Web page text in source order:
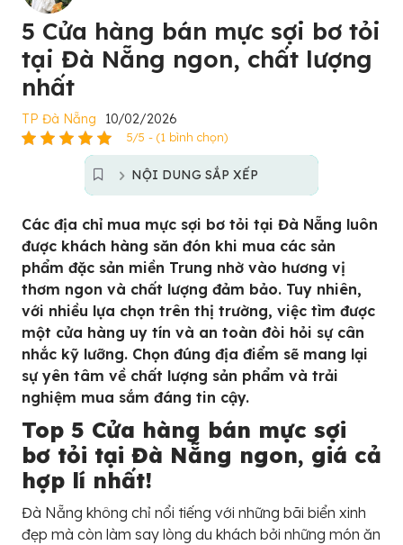
5 Cửa hàng bán mực sợi bơ tỏi
tại Đà Nẵng ngon, chất lượng
nhất
TP Đà Nẵng 10/02/2026
5/5 - (1 bình chọn)
NỘI DUNG SẮP XẾP
Các địa chỉ mua mực sợi bơ tỏi tại Đà Nẵng luôn
được khách hàng săn đón khi mua các sản
phẩm đặc sản miền Trung nhờ vào hương vị
thơm ngon và chất lượng đảm bảo. Tuy nhiên,
với nhiều lựa chọn trên thị trường, việc tìm được
một cửa hàng uy tín và an toàn đòi hỏi sự cân
nhắc kỹ lưỡng. Chọn đúng địa điểm sẽ mang lại
sự yên tâm về chất lượng sản phẩm và trải
nghiệm mua sắm đáng tin cậy.
Top 5 Cửa hàng bán mực sợi
bơ tỏi tại Đà Nẵng ngon, giá cả
hợp lí nhất!
Đà Nẵng không chỉ nổi tiếng với những bãi biển xinh
đẹp mà còn làm say lòng du khách bởi những món ăn